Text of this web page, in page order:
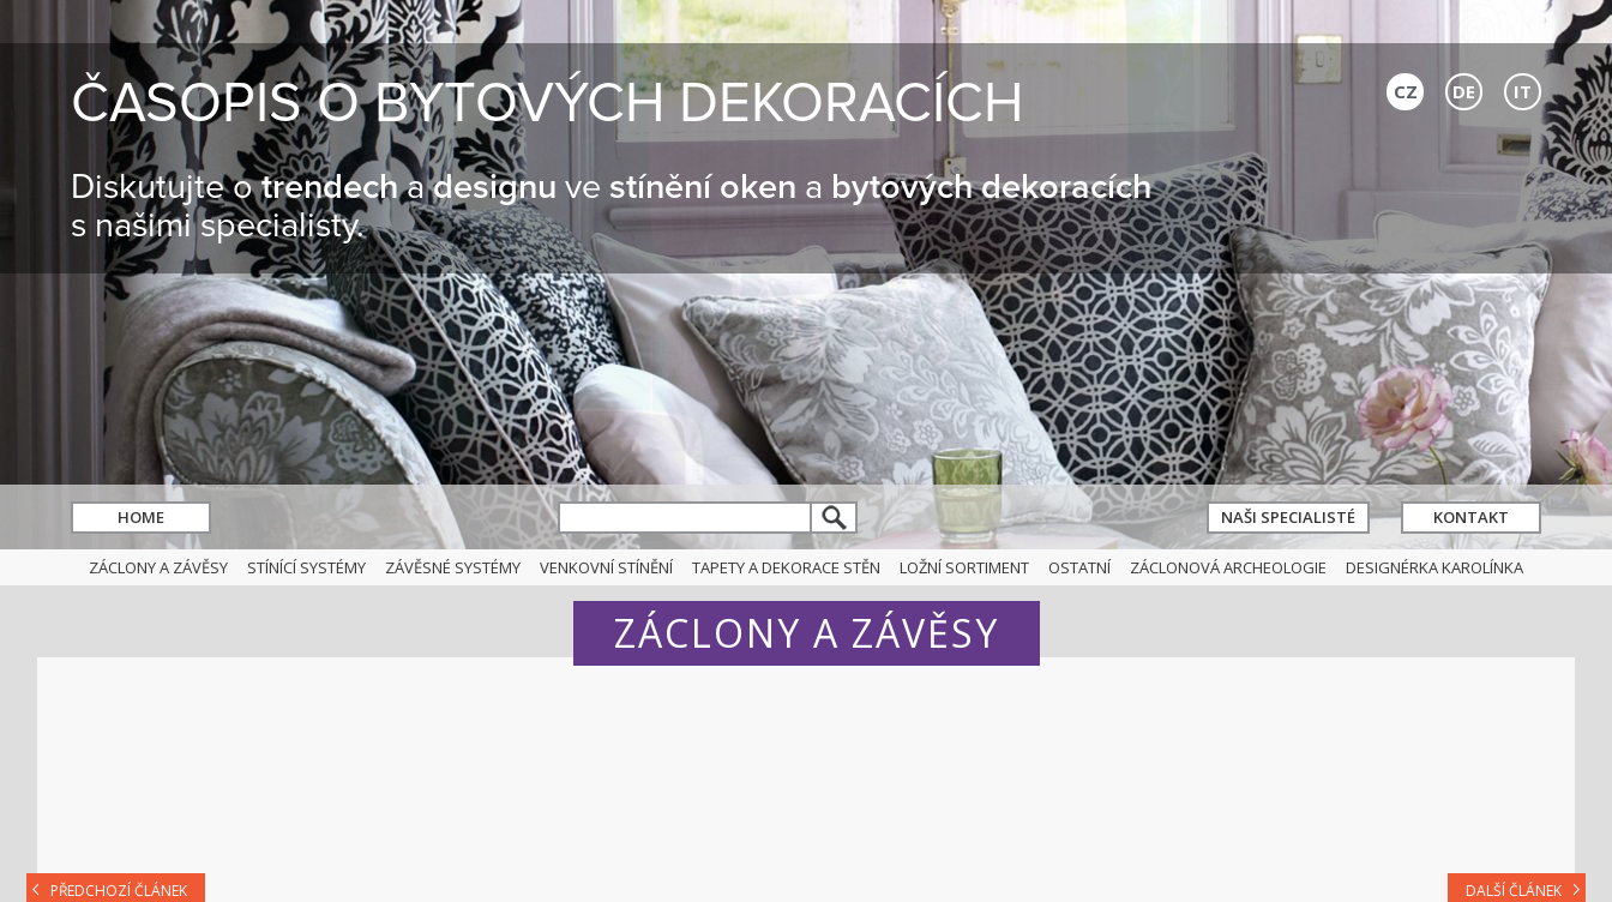
ČASOPIS O BYTOVÝCH DEKORACÍCH
Diskutujte otrendechadesignu ve stínění oken a bytových dekoracích
s našimi specialisty.
CZ DE IT
HOME NAŠI SPECIALISTÉ KONTAKT
ZÁCLONY A ZÁVĚSY STÍNÍCÍ SYSTÉMY ZÁVĚSNÉ SYSTÉMY VENKOVNÍ STÍNĚNÍ TAPETY A DEKORACE STĚN LOŽNÍ SORTIMENT OSTATNÍ ZÁCLONOVÁ ARCHEOLOGIE DESIGNÉRKA KAROLÍNKA
ZÁCLONY A ZÁVĚSY
PŘEDCHOZÍ ČLÁNEK DALŠÍ ČLÁNEK